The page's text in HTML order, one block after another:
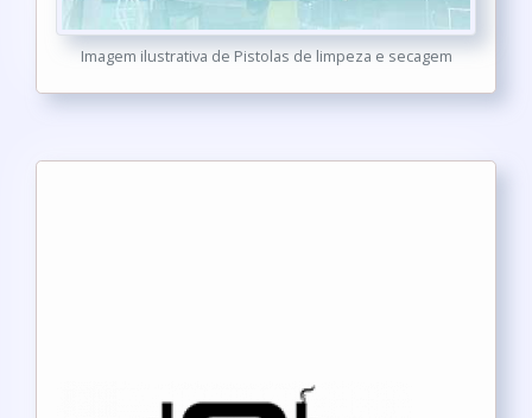
Imagem ilustrativa de Pistolas de limpeza e secagem